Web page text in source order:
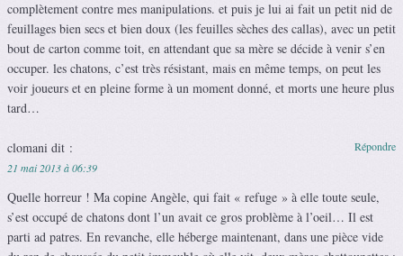
complètement contre mes manipulations. et puis je lui ai fait un petit nid de
feuillages bien secs et bien doux (les feuilles sèches des callas), avec un petit
bout de carton comme toit, en attendant que sa mère se décide à venir s’en
occuper. les chatons, c’est très résistant, mais en même temps, on peut les
voir joueurs et en pleine forme à un moment donné, et morts une heure plus
tard…
clomani dit :
21 mai 2013 à 06:39
Quelle horreur ! Ma copine Angèle, qui fait « refuge » à elle toute seule,
s’est occupé de chatons dont l’un avait ce gros problème à l’oeil… Il est
parti ad patres. En revanche, elle héberge maintenant, dans une pièce vide
Répondre